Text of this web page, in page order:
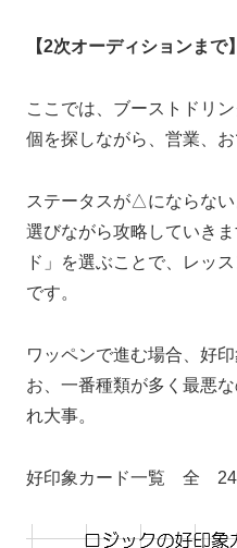
【2次オーディションまで】
ここでは、ブーストドリ
個を探しながら、営業、
ステータスが△にならな
選びながら攻略していき
ド」を選ぶことで、レッ
です。
ワッペンで進む場合、好
お、一番種類が多く最悪
れ大事。
好印象カード一覧 全